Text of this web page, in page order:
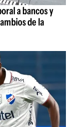
a bancos y
de la